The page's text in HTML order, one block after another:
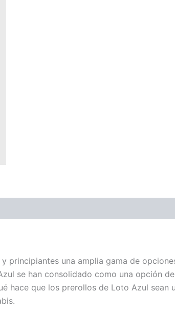
una amplia gama de
se han consolidado como una opción
hace que los prerollos de Loto Azul